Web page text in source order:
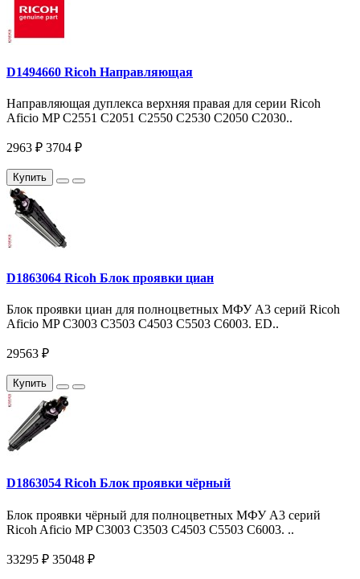
D1494660 Ricoh Направляющая
Направляющая дуплекса верхняя правая для серии Ricoh
Aficio MP С2551 С2051 C2550 C2530 C2050 C2030..
2963 ₽ 3704 ₽
Купить
D1863064 Ricoh Блок проявки циан
Блок проявки циан для полноцветных МФУ A3 серий Ricoh
Aficio MP C3003 C3503 C4503 C5503 C6003. ED..
29563 ₽
Купить
D1863054 Ricoh Блок проявки чёрный
Блок проявки чёрный для полноцветных МФУ A3 серий
Ricoh Aficio MP C3003 C3503 C4503 C5503 C6003. ..
33295 ₽ 35048 ₽